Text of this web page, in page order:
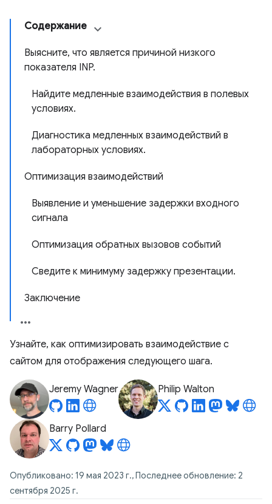
Содержание
Выясните, что является причиной низкого
показателя INP.
Найдите медленные взаимодействия в полевых
условиях.
Диагностика медленных взаимодействий в
лабораторных условиях.
Оптимизация взаимодействий
Выявление и уменьшение задержки входного
сигнала
Оптимизация обратных вызовов событий
Сведите к минимуму задержку презентации.
Заключение
Узнайте, как оптимизировать взаимодействие с
сайтом для отображения следующего шага.
Jeremy Wagner Philip Walton
Barry Pollard
Опубликовано: 19 мая 2023 г., Последнее обновление: 2
сентября 2025 г.